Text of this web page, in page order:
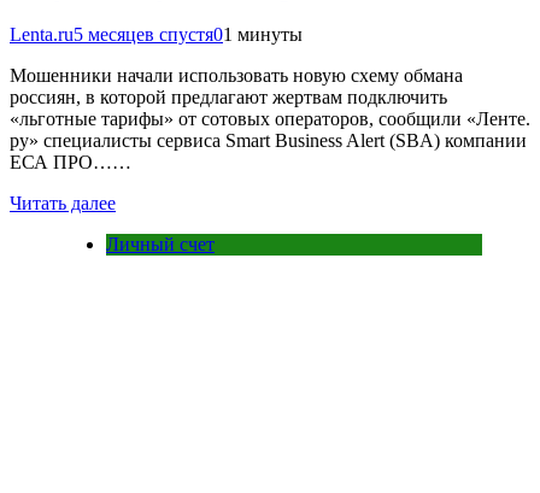
Lenta.ru5 месяцев спустя01 минуты
Мошенники начали использовать новую схему обмана
россиян, в которой предлагают жертвам подключить
«льготные тарифы» от сотовых операторов, сообщили «Ленте.
ру» специалисты сервиса Smart Business Alert (SBA) компании
ЕСА ПРО……
Читать далее
Личный счет